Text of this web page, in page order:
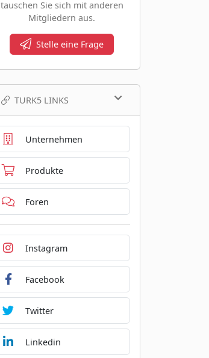
tauschen Sie sich mit anderen
Mitgliedern aus.
Stelle eine Frage
TURK5 LINKS
Unternehmen
Produkte
Foren
Instagram
Facebook
Twitter
Linkedin